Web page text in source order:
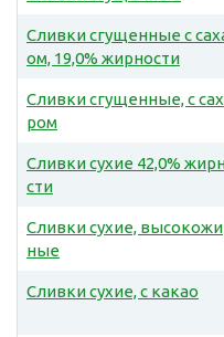
Сливки сгущенные с
ом, 19,0% жирности
Сливки сгущенные, с
ром
Сливки сухие 42,0%
сти
Сливки сухие,
ные
Сливки сухие, с какао